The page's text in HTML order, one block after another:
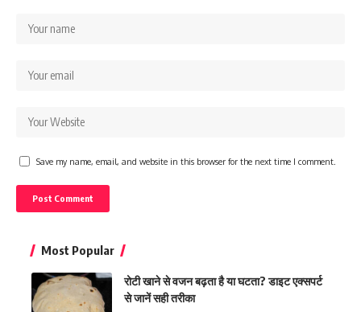
Save my name, email, and website in this browser for the next time I comment.
Most Popular
रोटी खाने से वजन बढ़ता है या घटता? डाइट एक्सपर्ट
से जानें सही तरीका